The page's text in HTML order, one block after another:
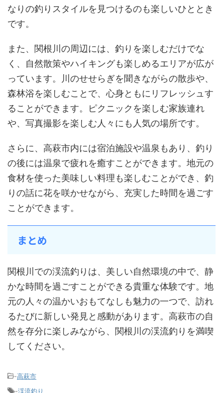
なりの釣りスタイルを見つけるのも楽しいひととき
です。
また、関根川の周辺には、釣りを楽しむだけでな
く、自然散策やハイキングも楽しめるエリアが広が
っています。川のせせらぎを聞きながらの散歩や、
森林浴を楽しむことで、心身ともにリフレッシュす
ることができます。ピクニックを楽しむ家族連れ
や、写真撮影を楽しむ人々にも人気の場所です。
さらに、高萩市内には宿泊施設や温泉もあり、釣り
の後には温泉で疲れを癒すことができます。地元の
食材を使った美味しい料理も楽しむことができ、釣
りの話に花を咲かせながら、充実した時間を過ごす
ことができます。
まとめ
関根川での渓流釣りは、美しい自然環境の中で、静
かな時間を過ごすことができる貴重な体験です。地
元の人々の温かいおもてなしも魅力の一つで、訪れ
るたびに新しい発見と感動があります。高萩市の自
然を存分に楽しみながら、関根川の渓流釣りを満喫
してください。
-高萩市
-渓流釣り